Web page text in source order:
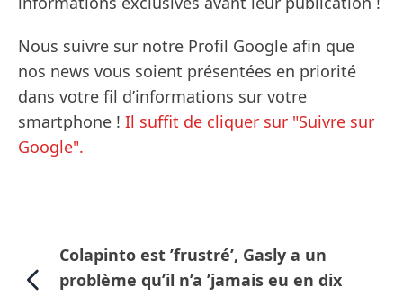
Nous suivre sur notre Profil Google afin que
nos news vous soient présentées en priorité
dans votre fil d’informations sur votre
smartphone ! Il suffit de cliquer sur "Suivre sur
Google".
Colapinto est ’frustré’, Gasly a un
problème qu’il n’a ’jamais eu en dix